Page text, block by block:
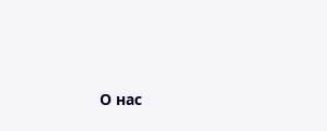
О нас